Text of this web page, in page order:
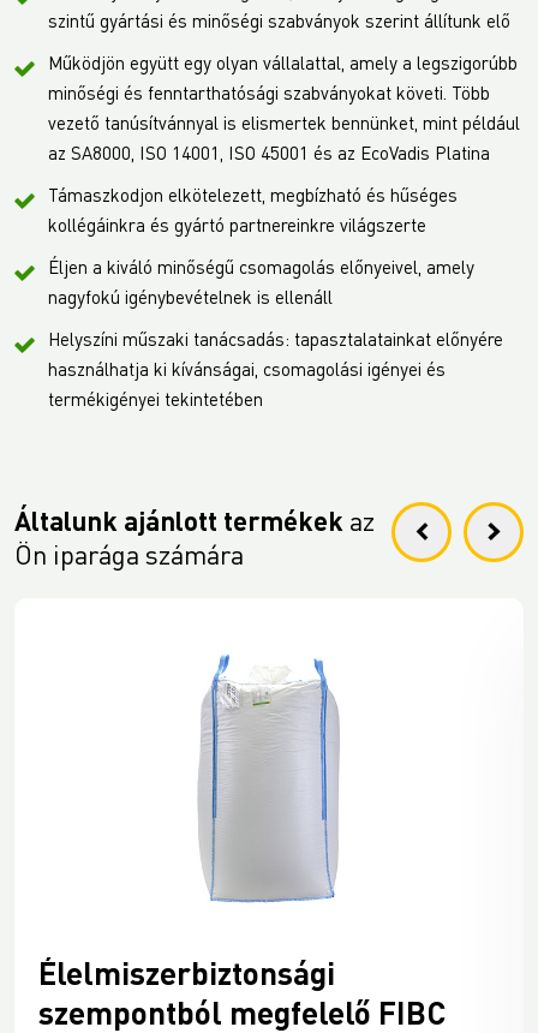
szintű gyártási és minőségi szabványok szerint állítunk elő
Működjön együtt egy olyan vállalattal, amely a legszigorúbb
minőségi és fenntarthatósági szabványokat követi. Több
vezető tanúsítvánnyal is elismertek bennünket, mint például
az SA8000, ISO 14001, ISO 45001 és az EcoVadis Platina
Támaszkodjon elkötelezett, megbízható és hűséges
kollégáinkra és gyártó partnereinkre világszerte
Éljen a kiváló minőségű csomagolás előnyeivel, amely
nagyfokú igénybevételnek is ellenáll
Helyszíni műszaki tanácsadás: tapasztalatainkat előnyére
használhatja ki kívánságai, csomagolási igényei és
termékigényei tekintetében
Általunk ajánlott termékek az
Ön iparága számára
Élelmiszerbiztonsági
szempontból megfelelő FIBC